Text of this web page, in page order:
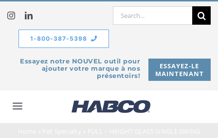
content
Search
Essayez notre NOUVEL outil pour
ajouter votre marque à nos
présentoirs!
ESSAYEZ-LE
MAINTENANT
1-800-387-5398
Toggle